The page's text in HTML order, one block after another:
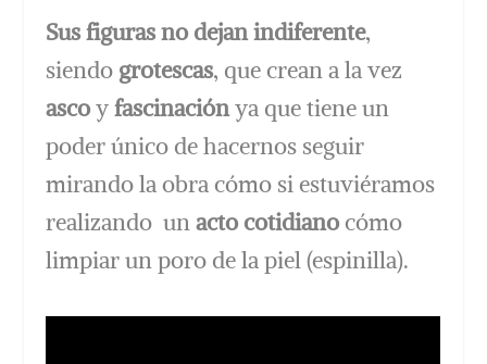
Sus figuras no dejan indiferente,
siendo grotescas, que crean a la vez
ascoyfascinaciónya que tiene un
poder único de hacernos seguir
mirando la obra cómo si estuviéramos
realizando unacto cotidianocómo
limpiar un poro de la piel (espinilla).